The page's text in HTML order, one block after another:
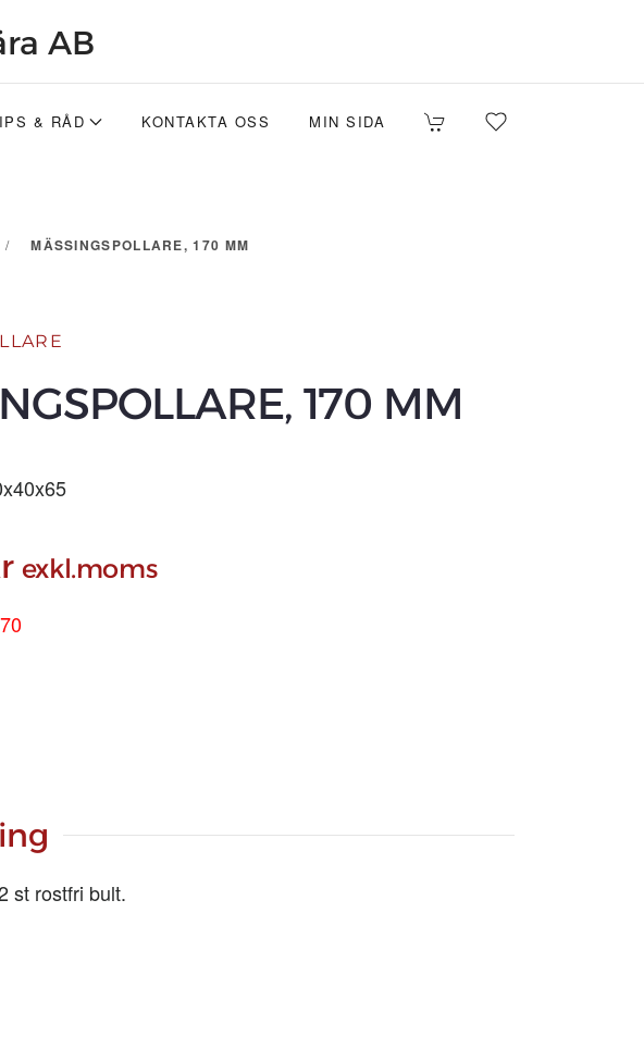
& RÅD KONTAKTA OSS MIN SIDA
MÄSSINGSPOLLARE, 170 MM
170 MM
exkl.moms
st rostfri bult.